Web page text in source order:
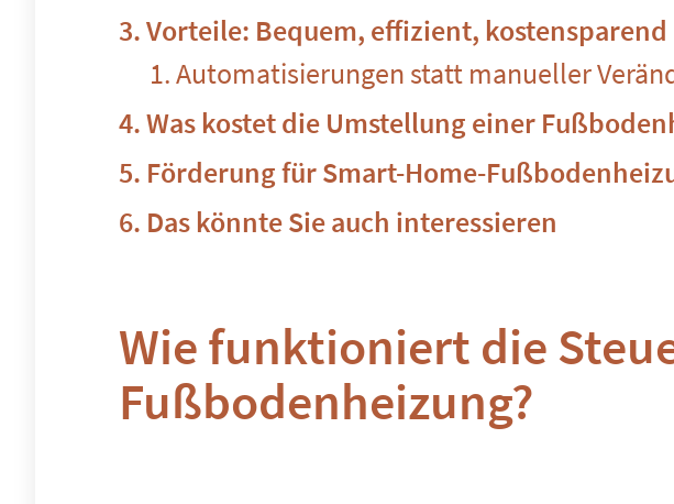
Vorteile: Bequem, effizient, kostensparend
Automatisierungen statt manueller
Was kostet die Umstellung einer
Förderung für Smart-Home-
Das könnte Sie auch interessieren
Wie funktioniert die
Fußbodenheizung?